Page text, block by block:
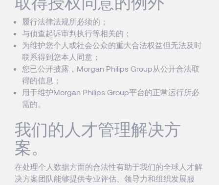
履行法律法规所必须的；
与侦查起诉审判执行等相关的；
为维护您个人或社会公众的重大合法权益但无法及时
联系得到您本人同意；
您已公开披露，Morgan Philips Group从公开合法取
得的信息；
用于维护Morgan Philips Group平台的正常运行所必
需的。
我们的人才管理解决方
案。
在处理个人数据方面的合法性有助于我们的全球人才解
决方案团队能够提供专业评估、领导力和组织发展服